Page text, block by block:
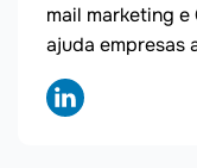
mail marketing
ajuda empresas